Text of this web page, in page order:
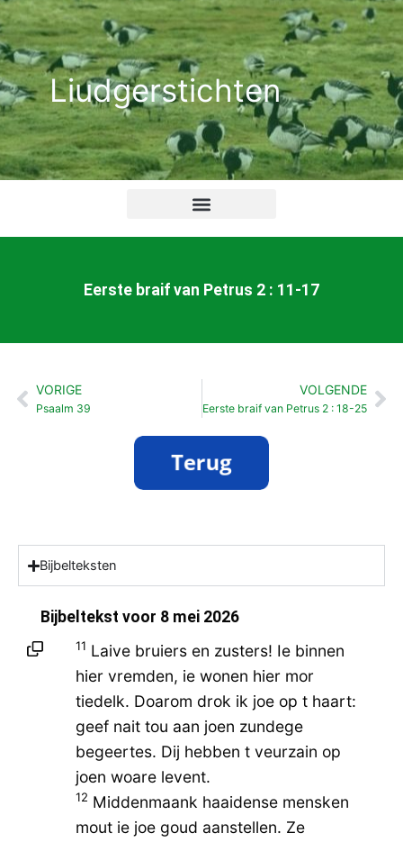
Ga
naar
de
inhoudLiudgerstichten
Eerste braif van Petrus 2 : 11-17
Vorige
VORIGE
Psaalm 39
VOLGENDE
Eerste braif van Petrus 2 : 18-25
Bijbelteksten
Bijbeltekst voor 8 mei 2026
11 Laive bruiers en zusters! Ie binnen
hier vremden, ie wonen hier mor
tiedelk. Doarom drok ik joe op t haart:
geef nait tou aan joen zundege
begeertes. Dij hebben t veurzain op
joen woare levent.
12 Middenmaank haaidense mensken
mout ie joe goud aanstellen. Ze